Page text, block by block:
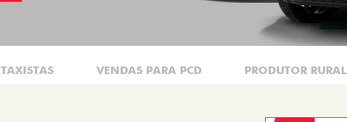
TAXISTAS VENDAS PARA PCD PRODUTOR RURAL